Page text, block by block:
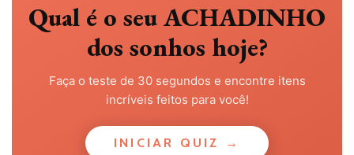
Qual é o seu ACHADINHO
dos sonhos hoje?
Faça o teste de 30 segundos e encontre itens
incríveis feitos para você!
INICIAR QUIZ →